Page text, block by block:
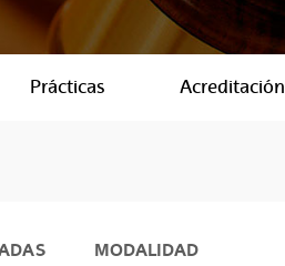
Prácticas Acreditación
MODALIDAD